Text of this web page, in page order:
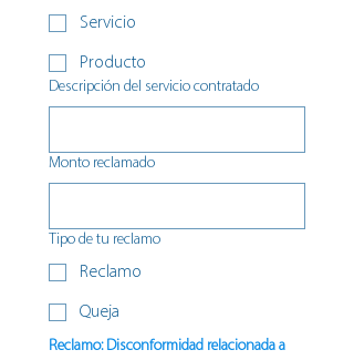
Servicio
Producto
Descripción del servicio contratado
Monto reclamado
Tipo de tu reclamo
Reclamo
Queja
Reclamo: Disconformidad relacionada a